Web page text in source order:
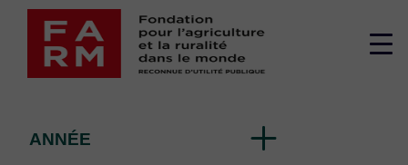
Passer
contenu
2024
par la Fondation FARM
ANNÉE